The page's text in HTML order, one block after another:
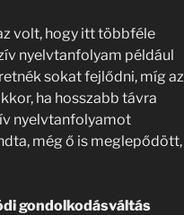
volt, hogy itt többféle
nyelvtanfolyam például
sokat fejlődni, míg az
ha hosszabb távra
nyelvtanfolyamot
még ő is meglepődött,
gondolkodásváltás